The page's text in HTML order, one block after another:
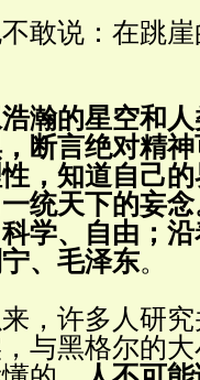
敢说：在跳
瀚的星空和
断言绝对精
，知道自己
统天下的妄
学、自由；
、毛泽东。
，许多人研
与黑格尔的